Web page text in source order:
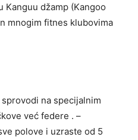
Kanguu džamp (Kangoo
mnogim fitnes klubovima
na specijalnim
već federe . –
polove i uzraste od 5